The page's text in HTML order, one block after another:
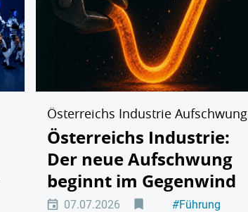
Österreichs Industrie Aufschwung
Österreichs Industrie:
Der neue Aufschwung
beginnt im Gegenwind
07.07.2026 #Führung